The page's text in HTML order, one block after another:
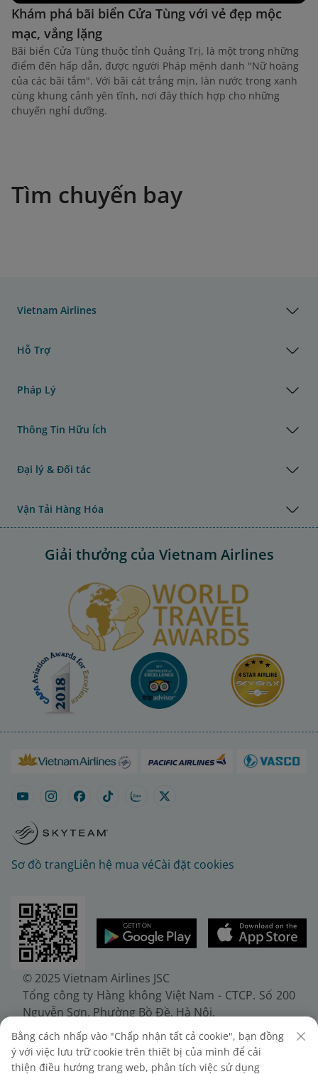
Khám phá bãi biển Cửa Tùng với vẻ đẹp mộc
mạc, vắng lặng
Bãi biển Cửa Tùng thuộc tỉnh Quảng Trị, là một trong những
điểm đến hấp dẫn, được người Pháp mệnh danh "Nữ hoàng
của các bãi tắm". Với bãi cát trắng mịn, làn nước trong xanh
cùng khung cảnh yên tĩnh, nơi đây thích hợp cho những
chuyến nghỉ dưỡng.
Tìm chuyến bay
Vietnam Airlines
Hỗ Trợ
Pháp Lý
Thông Tin Hữu Ích
Đại lý & Đối tác
Vận Tải Hàng Hóa
Giải thưởng của Vietnam Airlines
Sơ đồ trangLiên hệ mua véCài đặt cookies
© 2025 Vietnam Airlines JSC
Tổng công ty Hàng không Việt Nam - CTCP. Số 200
Nguyễn Sơn, Phường Bồ Đề, Hà Nội.
Điện thoại: (+84-24) 38272289. Fax: (+84-24)
38722375
Giấy chứng nhận đăng ký doanh nghiệp, mã số
Bằng cách nhấp vào "Chấp nhận tất cả cookie", bạn đồng
ý với việc lưu trữ cookie trên thiết bị của mình để cải
thiện điều hướng trang web, phân tích việc sử dụng